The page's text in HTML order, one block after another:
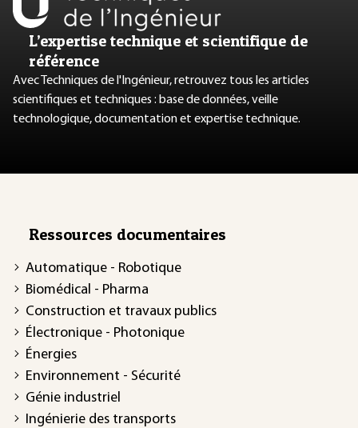
L’expertise technique et scientifique de
référence
Avec Techniques de l'Ingénieur, retrouvez tous les articles
scientifiques et techniques : base de données, veille
technologique, documentation et expertise technique.
Ressources documentaires
Automatique - Robotique
Biomédical - Pharma
Construction et travaux publics
Électronique - Photonique
Énergies
Environnement - Sécurité
Génie industriel
Ingénierie des transports